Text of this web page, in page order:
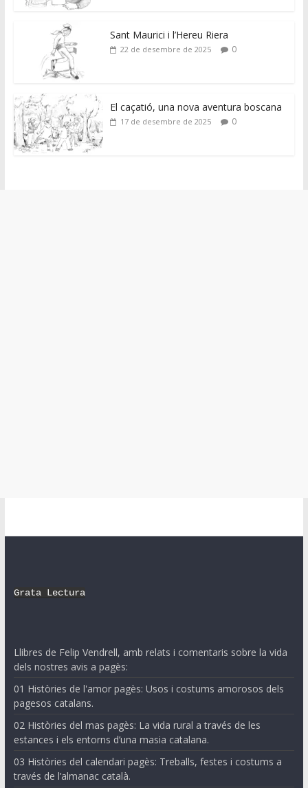
Sant Maurici i l’Hereu Riera
22 de desembre de 2025 0
El caçatió, una nova aventura boscana
17 de desembre de 2025 0
Grata Lectura
Llibres de Felip Vendrell, amb relats i comentaris sobre la vida
dels nostres avis a pagès:
01 Històries de l'amor pagès: Usos i costums amorosos dels
pagesos catalans.
02 Històries del mas pagès: La vida rural a través de les
estances i els entorns d’una masia catalana.
03 Històries del calendari pagès: Treballs, festes i costums a
través de l’almanac català.